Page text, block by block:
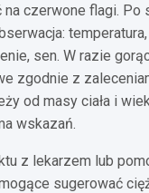
na czerwone flagi. Po
sen. W razie
zgodnie z
od masy ciała i
wskazań.
z lekarzem lub
sugerować